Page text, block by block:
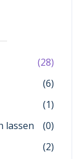
(28)
(6)
(1)
lassen
(0)
(2)